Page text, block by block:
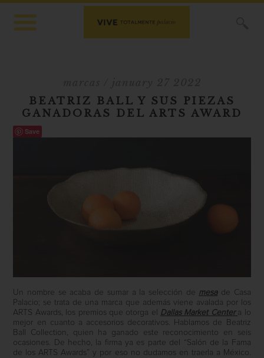
BEATRIZ BALL Y SUS PIEZAS
GANADORAS DEL ARTS AWARD
Save
Un nombre se acaba de sumar a la selección de mesade Casa
Palacio; se trata de una marca que además viene avalada por los
ARTS Awards, los premios que otorga el Dallas Market Center a lo
mejor en cuanto a accesorios decorativos. Hablamos de Beatriz
Ball Collection, quien ha ganado este reconocimiento en seis
ocasiones. De hecho, la firma ya es parte del “Salón de la Fama
de los ARTS Awards” y por eso no dudamos en traerla a México.